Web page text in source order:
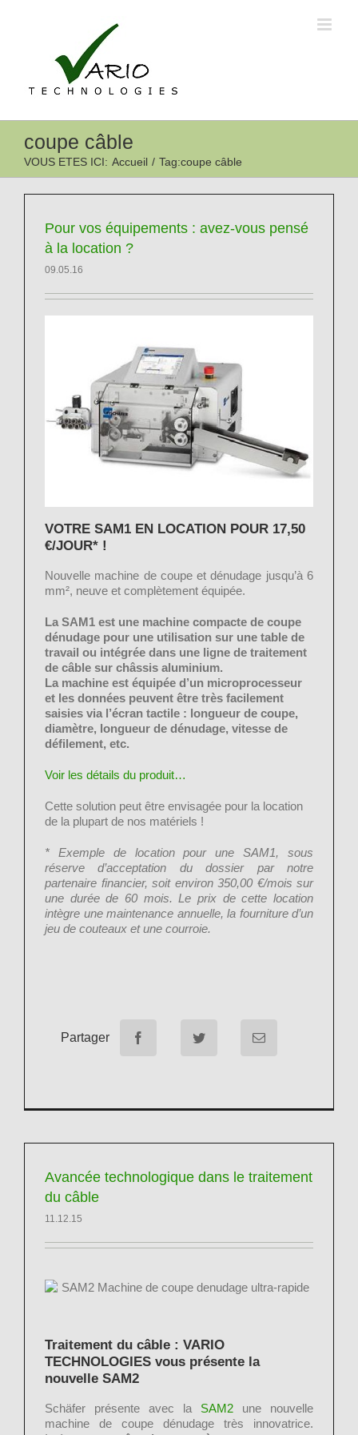
coupe câble
VOUS ETES ICI: Accueil / Tag:coupe câble
Pour vos équipements : avez-vous pensé
à la location ?
09.05.16
VOTRE SAM1 EN LOCATION POUR 17,50
€/JOUR* !
Nouvelle machine de coupe et dénudage jusqu’à 6
mm², neuve et complètement équipée.
La SAM1 est une machine compacte de coupe
dénudage pour une utilisation sur une table de
travail ou intégrée dans une ligne de traitement
de câble sur châssis aluminium.
La machine est équipée d’un microprocesseur
et les données peuvent être très facilement
saisies via l’écran tactile : longueur de coupe,
diamètre, longueur de dénudage, vitesse de
défilement, etc.
Voir les détails du produit…
Cette solution peut être envisagée pour la location
de la plupart de nos matériels !
* Exemple de location pour une SAM1, sous
réserve d’acceptation du dossier par notre
partenaire financier, soit environ 350,00 €/mois sur
une durée de 60 mois. Le prix de cette location
intègre une maintenance annuelle, la fourniture d’un
jeu de couteaux et une courroie.
Partager
Avancée technologique dans le traitement
du câble
11.12.15
Traitement du câble : VARIO
TECHNOLOGIES vous présente la
nouvelle SAM2
Schäfer présente avec la SAM2 une nouvelle
machine de coupe dénudage très innovatrice.